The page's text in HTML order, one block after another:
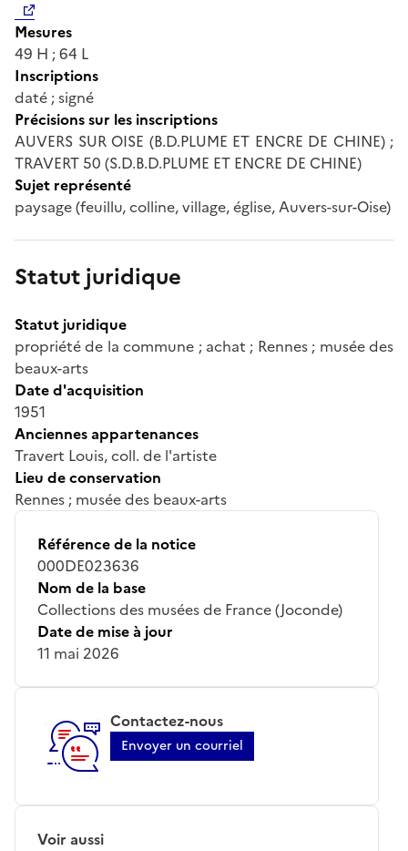
Mesures
49 H ; 64 L
Inscriptions
daté ; signé
Précisions sur les inscriptions
AUVERS SUR OISE (B.D.PLUME ET ENCRE DE CHINE) ;
TRAVERT 50 (S.D.B.D.PLUME ET ENCRE DE CHINE)
Sujet représenté
paysage (feuillu, colline, village, église, Auvers-sur-Oise)
Statut juridique
Statut juridique
propriété de la commune ; achat ; Rennes ; musée des
beaux-arts
Date d'acquisition
1951
Anciennes appartenances
Travert Louis, coll. de l'artiste
Lieu de conservation
Rennes ; musée des beaux-arts
Référence de la notice
000DE023636
Nom de la base
Collections des musées de France (Joconde)
Date de mise à jour
11 mai 2026
Contactez-nous
Envoyer un courriel
Voir aussi